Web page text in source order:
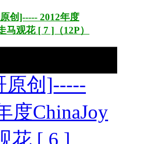
创]----- 2012年度
马观花 [ 7 ]（12P）